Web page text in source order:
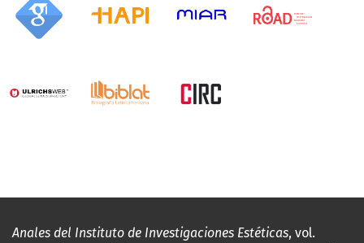
Anales del Instituto de Investigaciones Estéticas, vol.